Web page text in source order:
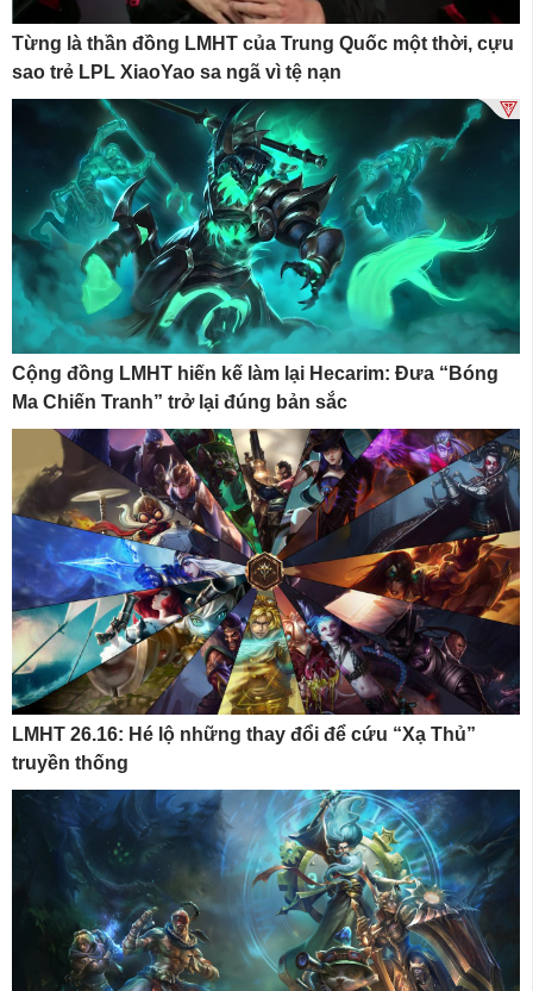
Từng là thần đồng LMHT của Trung Quốc một thời, cựu
sao trẻ LPL XiaoYao sa ngã vì tệ nạn
Cộng đồng LMHT hiến kế làm lại Hecarim: Đưa “Bóng
Ma Chiến Tranh” trở lại đúng bản sắc
LMHT 26.16: Hé lộ những thay đổi để cứu “Xạ Thủ”
truyền thống